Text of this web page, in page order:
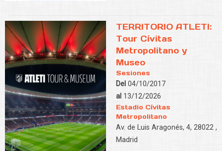
TERRITORIO ATLETI:
Tour Cívitas
Metropolitano y
Museo
Sesiones
Del 04/10/2017
al 13/12/2026
Estadio Cívitas
Metropolitano
Av. de Luis Aragonés, 4, 28022 ,
Madrid